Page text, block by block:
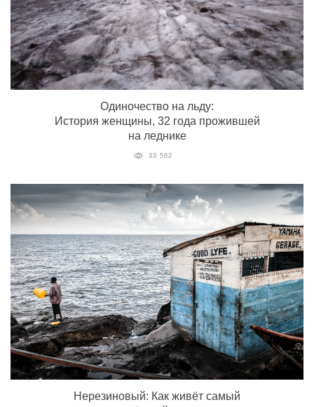
Одиночество на льду:
История женщины, 32 года прожившей
на леднике
33 582
Нерезиновый: Как живёт самый